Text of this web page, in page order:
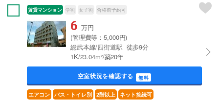
賃貸マンション 学割 女子割 合格前予約可
6 万円
(管理費等：5,000円)
総武本線/四街道駅 徒歩9分
1K/23.04m²/築20年
空室状況を確認する 無料
エアコン バス・トイレ別 2階以上 ネット接続可